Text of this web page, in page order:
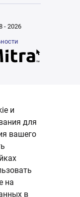
- 2026
и
для
вашего
на
в